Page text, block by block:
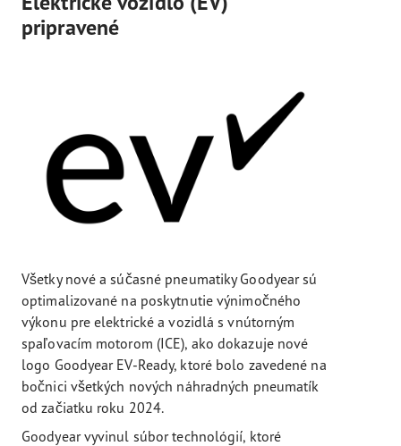
pripravené
Všetky nové a súčasné pneumatiky Goodyear sú
optimalizované na poskytnutie výnimočného
výkonu pre elektrické a vozidlá s vnútorným
spaľovacím motorom (ICE), ako dokazuje nové
logo Goodyear EV-Ready, ktoré bolo zavedené na
bočnici všetkých nových náhradných pneumatík
od začiatku roku 2024.
Goodyear vyvinul súbor technológií, ktoré